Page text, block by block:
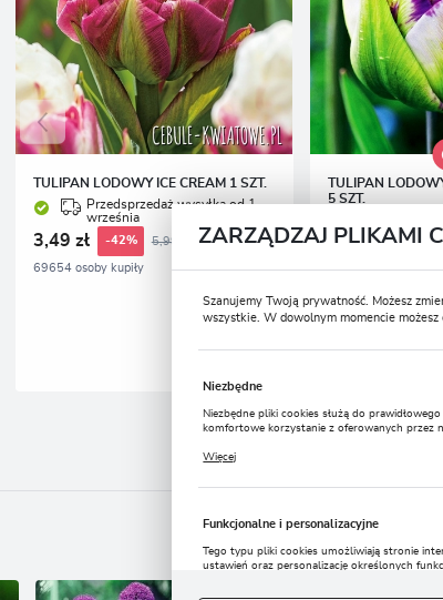
TULIPAN LODOWY ICE CREAM 1 SZT.
Przedsprzedaż wysyłka od 1
września
3,49 zł -42% 5,99 zł
69654 osoby kupiły
TULIPAN
5 SZT.
września
ZARZĄDZAJ PLIKAMI
Szanujemy Twoją prywatność. Możesz
wszystkie. W dowolnym momencie
Niezbędne
Niezbędne pliki cookies służą do
komfortowe korzystanie z oferowanych przez
ustawień preferencji prywatności, logowania
Więcej
Funkcjonalne i personalizacyjne
Tego typu pliki cookies umożliwiają stronie
ustawień oraz personalizację określonych
Polska
Waluta
Polski złoty (PLN)